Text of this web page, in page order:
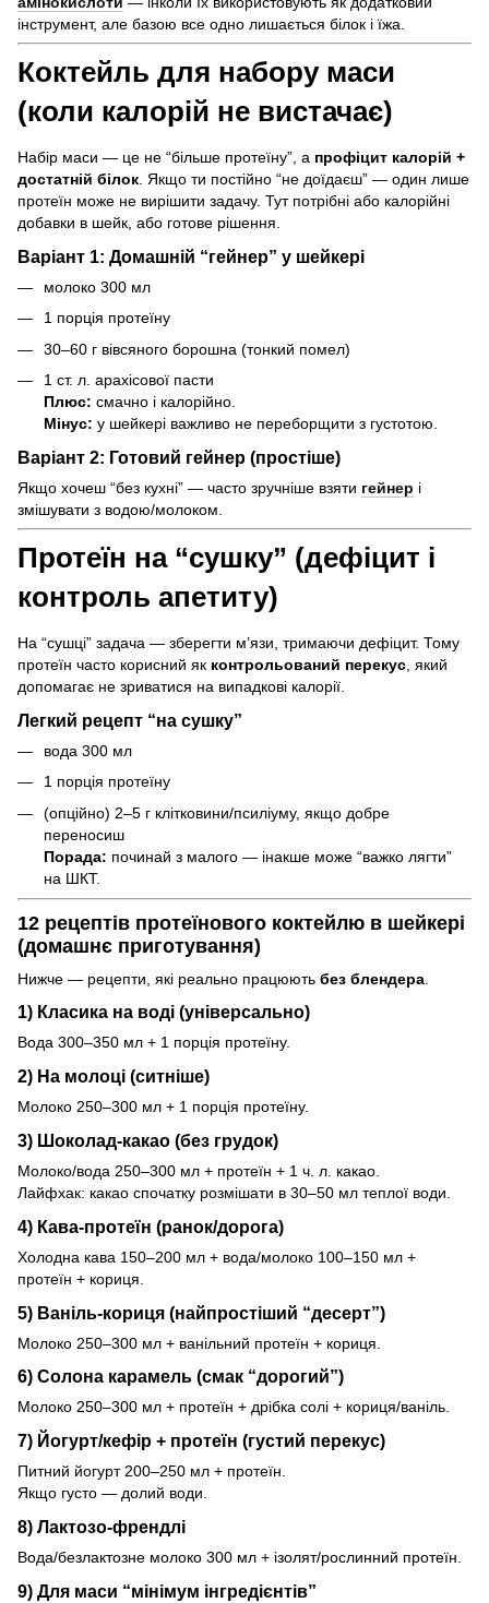
інструмент, але базою все одно лишається білок і їжа.
Коктейль для набору маси
(коли калорій не вистачає)
Набір маси — це не “більше протеїну”, а профіцит калорій +
достатній білок. Якщо ти постійно “не доїдаєш” — один лише
протеїн може не вирішити задачу. Тут потрібні або калорійні
добавки в шейк, або готове рішення.
Варіант 1: Домашній “гейнер” у шейкері
молоко 300 мл
1 порція протеїну
30–60 г вівсяного борошна (тонкий помел)
1 ст. л. арахісової пасти
Плюс: смачно і калорійно.
Мінус: у шейкері важливо не переборщити з густотою.
Варіант 2: Готовий гейнер (простіше)
Якщо хочеш “без кухні” — часто зручніше взяти гейнер і
змішувати з водою/молоком.
Протеїн на “сушку” (дефіцит і
контроль апетиту)
На “сушці” задача — зберегти м’язи, тримаючи дефіцит. Тому
протеїн часто корисний як контрольований перекус , який
допомагає не зриватися на випадкові калорії.
Легкий рецепт “на сушку”
вода 300 мл
1 порція протеїну
(опційно) 2–5 г клітковини/псиліуму, якщо добре
переносиш
Порада: починай з малого — інакше може “важко лягти”
на ШКТ.
12 рецептів протеїнового коктейлю в шейкері
(домашнє приготування)
Нижче — рецепти, які реально працюють без блендера
1) Класика на воді (універсально)
Вода 300–350 мл + 1 порція протеїну.
2) На молоці (ситніше)
Молоко 250–300 мл + 1 порція протеїну.
3) Шоколад-какао (без грудок)
Молоко/вода 250–300 мл + протеїн + 1 ч. л. какао.
Лайфхак: какао спочатку розмішати в 30–50 мл теплої води.
4) Кава-протеїн (ранок/дорога)
Холодна кава 150–200 мл + вода/молоко 100–150 мл +
протеїн + кориця.
5) Ваніль-кориця (найпростіший “десерт”)
Молоко 250–300 мл + ванільний протеїн + кориця.
6) Солона карамель (смак “дорогий”)
Молоко 250–300 мл + протеїн + дрібка солі + кориця/ваніль.
7) Йогурт/кефір + протеїн (густий перекус)
Питний йогурт 200–250 мл + протеїн.
Якщо густо — долий води.
8) Лактозо-френдлі
Вода/безлактозне молоко 300 мл + ізолят/рослинний протеїн.
9) Для маси “мінімум інгредієнтів”